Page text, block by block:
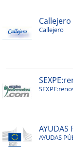
Callejero
Callejero
AYUDAS
AYUDAS